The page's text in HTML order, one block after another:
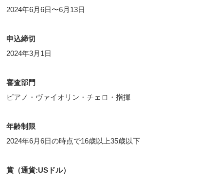
2024年6月6日〜6月13日
申込締切
2024年3月1日
審査部門
ピアノ・ヴァイオリン・チェロ・指揮
年齢制限
2024年6月6日の時点で16歳以上35歳以下
賞（通貨:USドル）